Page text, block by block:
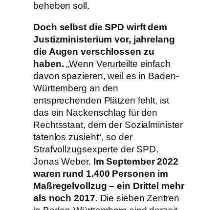
beheben soll.
Doch selbst die SPD wirft dem
Justizministerium vor, jahrelang
die Augen verschlossen zu
haben. „Wenn Verurteilte einfach
davon spazieren, weil es in Baden-
Württemberg an den
entsprechenden Plätzen fehlt, ist
das ein Nackenschlag für den
Rechtsstaat, dem der Sozialminister
tatenlos zusieht“, so der
Strafvollzugsexperte der SPD,
Jonas Weber. Im September 2022
waren rund 1.400 Personen im
Maßregelvollzug – ein Drittel mehr
als noch 2017. Die sieben Zentren